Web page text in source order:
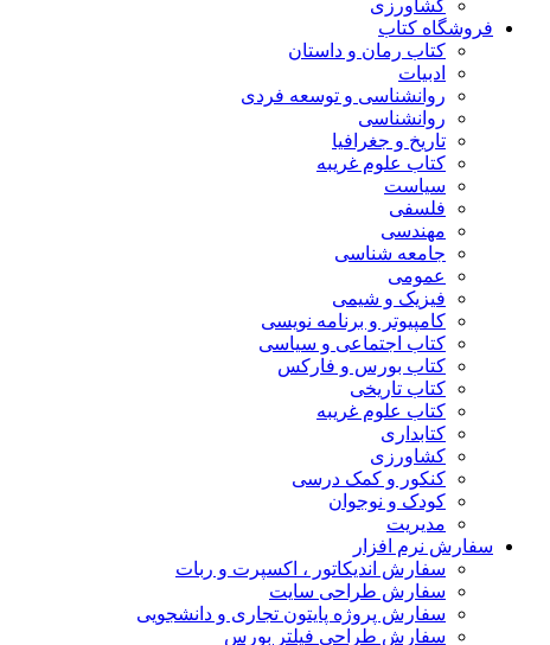
کشاورزی
فروشگاه کتاب
کتاب رمان و داستان
ادبیات
روانشناسی و توسعه فردی
روانشناسی
تاریخ و جغرافیا
کتاب علوم غریبه
سیاست
فلسفی
مهندسی
جامعه شناسی
عمومی
فیزیک و شیمی
کامپیوتر و برنامه نویسی
کتاب اجتماعی و سیاسی
کتاب بورس و فارکس
کتاب تاریخی
کتاب علوم غریبه
کتابداری
کشاورزی
کنکور و کمک‌ درسی
کودک و نوجوان
مدیریت
سفارش نرم افزار
سفارش اندیکاتور ، اکسپرت و ربات
سفارش طراحی سایت
سفارش پروژه پایتون تجاری و دانشجویی
سفارش طراحی فیلتر بورس